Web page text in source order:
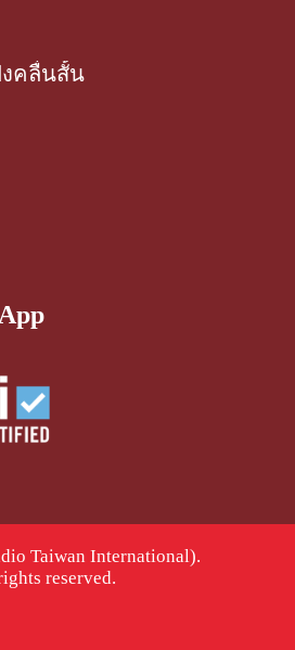
งคลื่นสั้น
Taiwan International).
reserved.